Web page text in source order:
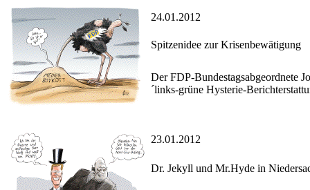
24.01.2012
Spitzenidee zur Krisenbewätigung
Der FDP-Bundestagsabgeordnete
´links-grüne Hysterie-
23.01.2012
Dr. Jekyll und Mr.Hyde in